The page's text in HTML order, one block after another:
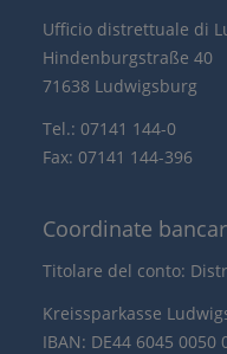
Ufficio distrettuale di
Hindenburgstraße 40
71638 Ludwigsburg
Tel.: 07141 144-0
Fax: 07141 144-396
Coordinate
Titolare del conto:
Kreissparkasse
IBAN: DE44 6045 0050